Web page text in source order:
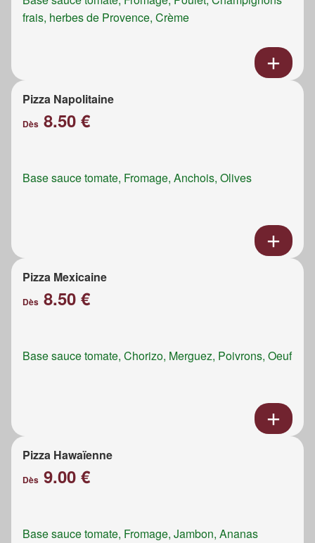
frais, herbes de Provence, Crème
Pizza Napolitaine
Dès 8.50 €
Base sauce tomate, Fromage, Anchois, Olives
Pizza Mexicaine
Dès 8.50 €
Base sauce tomate, Chorizo, Merguez, Poivrons, Oeuf
Pizza Hawaïenne
Dès 9.00 €
Base sauce tomate, Fromage, Jambon, Ananas